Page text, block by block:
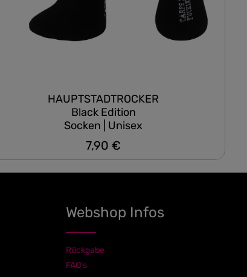
HAUPTSTADTROCKER
Black Edition
Socken | Unisex
Regulärer Preis:
7,90 €
Webshop Infos
Rückgabe
FAQ's